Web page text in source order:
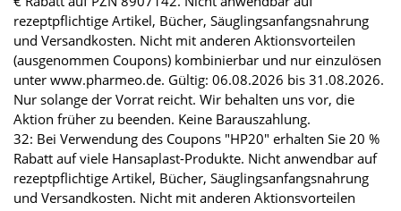
rezeptpflichtige Artikel, Bücher, Säuglingsanfangsnahrung
und Versandkosten. Nicht mit anderen Aktionsvorteilen
(ausgenommen Coupons) kombinierbar und nur einzulösen
unter www.pharmeo.de. Gültig: 06.08.2026 bis 31.08.2026.
Nur solange der Vorrat reicht. Wir behalten uns vor, die
Aktion früher zu beenden. Keine Barauszahlung.
32: Bei Verwendung des Coupons "HP20" erhalten Sie 20 %
Rabatt auf viele Hansaplast-Produkte. Nicht anwendbar auf
rezeptpflichtige Artikel, Bücher, Säuglingsanfangsnahrung
und Versandkosten. Nicht mit anderen Aktionsvorteilen